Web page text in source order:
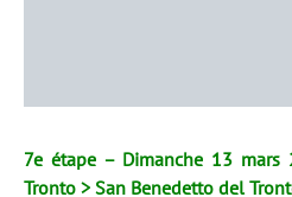
7e étape – Dimanche 13
Tronto > San Benedetto del